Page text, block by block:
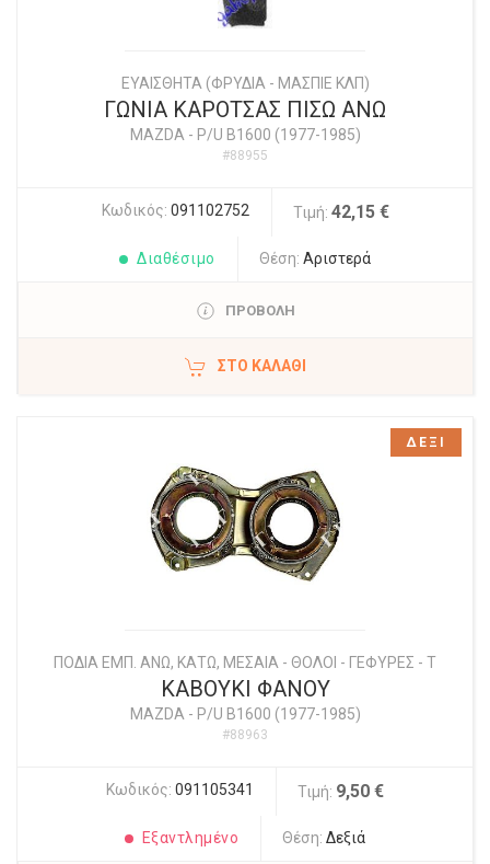
ΕΥΑΙΣΘΗΤΑ (ΦΡΥΔΙΑ - ΜΑΣΠΙΕ ΚΛΠ)
ΓΩΝΙΑ ΚΑΡΟΤΣΑΣ ΠΙΣΩ ΑΝΩ
MAZDA- P/U B1600 (1977-1985)
#88955
Κωδικός: 091102752 Τιμή: 42,15 €
Διαθέσιμο Θέση: Αριστερά
ΠΡΟΒΟΛΗ
ΣΤΟ ΚΑΛΆΘΙ
ΠΟΔΙΑ ΕΜΠ. ΑΝΩ, ΚΑΤΩ, ΜΕΣΑΙΑ - ΘΟΛΟΙ - ΓΕΦΥΡΕΣ - Τ
ΚΑΒΟΥΚΙ ΦΑΝΟΥ
MAZDA- P/U B1600 (1977-1985)
#88963
Κωδικός: 091105341 Τιμή: 9,50 €
Εξαντλημένο Θέση:Δεξιά
ΔΕΞΙ